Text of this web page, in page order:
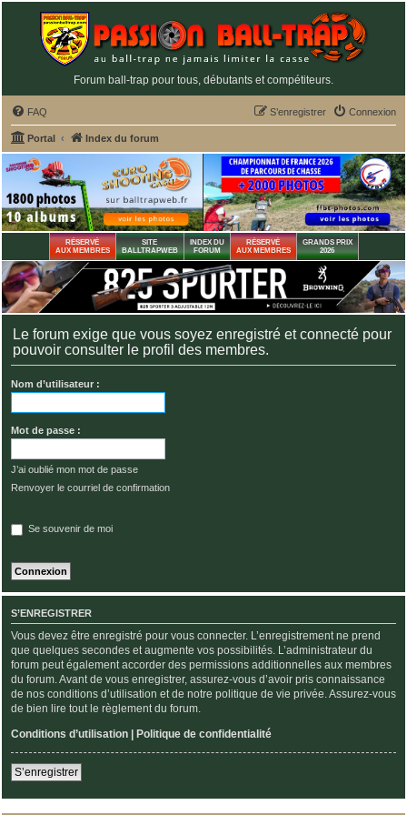
Forum ball-trap pour tous, débutants et compétiteurs.
FAQ Connexion
S’enregistrer
Portal Index du forum
RÉSERVÉ
AUX MEMBRES
SITE
BALLTRAPWEB
INDEX DU
FORUM
RÉSERVÉ
AUX MEMBRES
GRANDS PRIX
2026
Le forum exige que vous soyez enregistré et connecté pour
pouvoir consulter le profil des membres.
Nom d’utilisateur :
Mot de passe :
J’ai oublié mon mot de passe
Renvoyer le courriel de confirmation
Se souvenir de moi
S’ENREGISTRER
Vous devez être enregistré pour vous connecter. L’enregistrement ne prend
que quelques secondes et augmente vos possibilités. L’administrateur du
forum peut également accorder des permissions additionnelles aux membres
du forum. Avant de vous enregistrer, assurez-vous d’avoir pris connaissance
de nos conditions d’utilisation et de notre politique de vie privée. Assurez-vous
de bien lire tout le règlement du forum.
Conditions d’utilisation
Politique de confidentialité
S’enregistrer